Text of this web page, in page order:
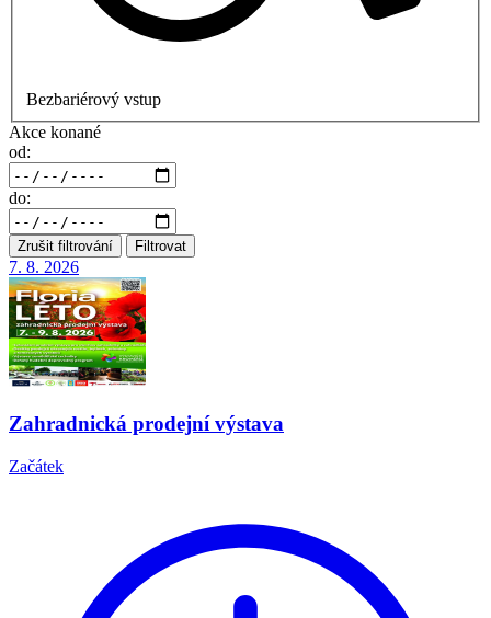
Bezbariérový vstup
Akce konané
od:
do:
Zrušit filtrování Filtrovat
7. 8. 2026
Zahradnická prodejní výstava
Začátek